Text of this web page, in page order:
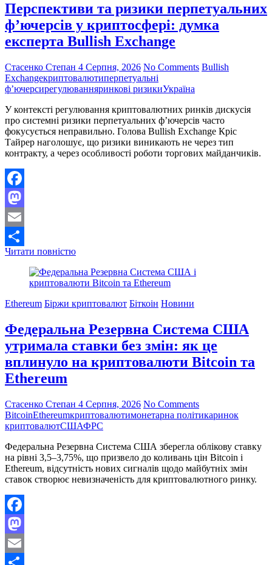
щодо
ухилення
від
санкцій
Ірану
$4
млрд
Перспективи та ризики перпетуальних
ф’ючерсів у криптосфері: думка
експерта Bullish Exchange
Стасенко Степан 4 Серпня, 2026 No Comments Bullish
Exchangeкриптовалютиперпетуальні
ф’ючерсирегулюванняринкові ризикиУкраїна
У контексті регулювання криптовалютних ринків дискусія
про системні ризики перпетуальних ф’ючерсів часто
фокусується неправильно. Голова Bullish Exchange Кріс
Тайрер наголошує, що ризики виникають не через тип
контракту, а через особливості роботи торгових майданчиків.
Facebook
Mastodon
Email
Поділитися
Читати повністюПерспективи
ризики
перпетуальних
у
думка
експерта
Bullish
Exchange
Ethereum Біржи криптовалют Біткоін Новини
Федеральна Резервна Система США
утримала ставки без змін: як це
вплинуло на криптовалюти Bitcoin та
Ethereum
Стасенко Степан 4 Серпня, 2026 No Comments
BitcoinEthereumкриптовалютимонетарна політикаринок
криптовалютСШАФРС
Федеральна Резервна Система США зберегла облікову ставку
на рівні 3,5–3,75%, що призвело до коливань цін Bitcoin і
Ethereum, відсутність нових сигналів щодо майбутніх змін
ставок створює невизначеність для криптовалютного ринку.
Facebook
Mastodon
Email